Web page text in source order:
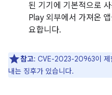
된 기기에 기본적으로
Play 외부에서 가져온
요합니다.
참고: CVE-2023-20963이 제
내는 징후가 있습니다.